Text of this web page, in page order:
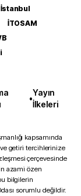
İTOSAM
•
Yayın
İlkeleri
kapsamında
getiri tercihlerinize
çerçevesinde
azami özen
bilgilerin
sorumlu değildir.